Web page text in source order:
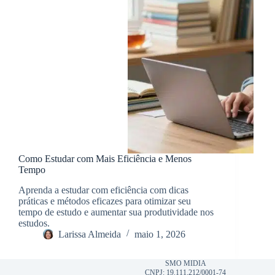
Como Estudar com Mais Eficiência e Menos
Tempo
Aprenda a estudar com eficiência com dicas
práticas e métodos eficazes para otimizar seu
tempo de estudo e aumentar sua produtividade nos
estudos.
Larissa Almeida
maio 1, 2026
SMO MIDIA
CNPJ: 19.111.212/0001-74